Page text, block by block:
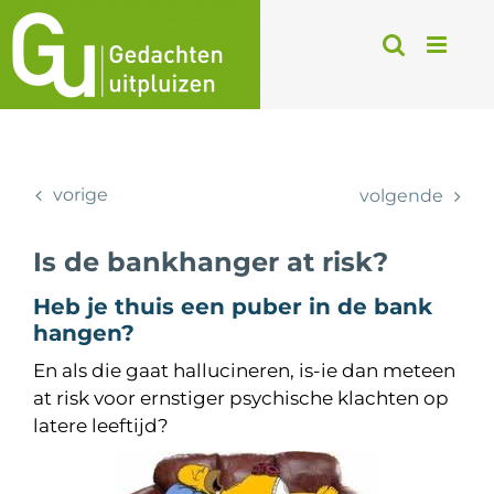
Ga
naar
inhoud
vorige volgende
Is de bankhanger at risk?
Heb je thuis een puber in de bank
hangen?
En als die gaat hallucineren, is-ie dan meteen
at risk voor ernstiger psychische klachten op
latere leeftijd?